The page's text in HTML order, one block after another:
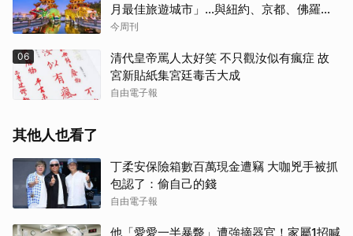
月最佳旅遊城市」…與紐約、京都、佛羅倫
斯共同入榜，理由曝光
今周刊
06
清代皇帝罵人太好笑 不只觀汝似有瘋症 故
宮新貼紙集宮廷毒舌大成
自由電子報
其他人也看了
丁柔安保險箱數百萬現金遭竊 大咖兇手被抓
包認了：偷自己的錢
自由電子報
他「愛愛一半暴斃」遭強摘器官！家屬1招喊